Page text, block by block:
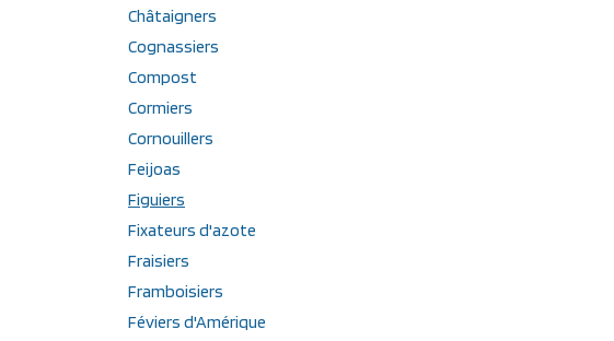
Châtaigners
Cognassiers
Compost
Cormiers
Cornouillers
Feijoas
Figuiers
Fixateurs d'azote
Fraisiers
Framboisiers
Féviers d'Amérique